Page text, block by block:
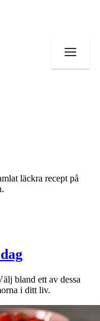
läckra recept på
bland ett av dessa
i ditt liv.